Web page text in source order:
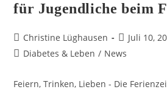
für Jugendliche beim
Christine Lüghausen
Juli 10,
Diabetes & Leben / News
Feiern, Trinken, Lieben - Die